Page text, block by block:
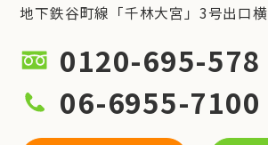
地下鉄谷町線「千林大宮」3号出口横
0120-695-578
06-6955-7100